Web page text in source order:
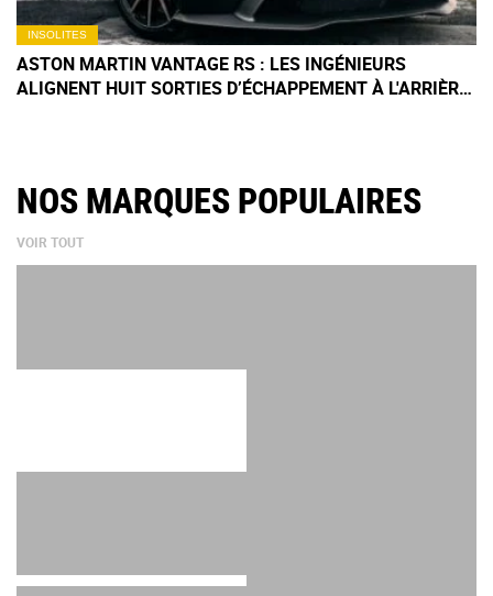
INSOLITES
ASTON MARTIN VANTAGE RS : LES INGÉNIEURS
ALIGNENT HUIT SORTIES D’ÉCHAPPEMENT À L'ARRIÈRE
NOS MARQUES POPULAIRES
VOIR TOUT